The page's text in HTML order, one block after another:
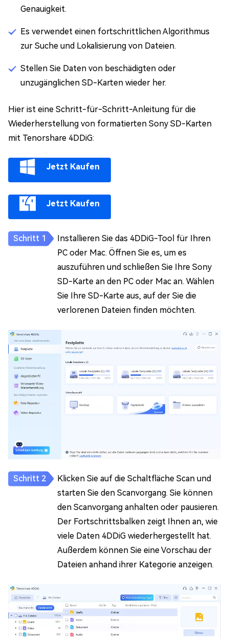
Genauigkeit.
Es verwendet einen fortschrittlichen Algorithmus
zur Suche und Lokalisierung von Dateien.
Stellen Sie Daten von beschädigten oder
unzugänglichen SD-Karten wieder her.
Hier ist eine Schritt-für-Schritt-Anleitung für die
Wiederherstellung von formatierten Sony SD-Karten
mit Tenorshare 4DDiG:
Jetzt Kaufen
Jetzt Kaufen
Installieren Sie das 4DDiG-Tool für Ihren
PC oder Mac. Öffnen Sie es, um es
auszuführen und schließen Sie Ihre Sony
SD-Karte an den PC oder Mac an. Wählen
Sie Ihre SD-Karte aus, auf der Sie die
verlorenen Dateien finden möchten.
Klicken Sie auf die Schaltfläche Scan und
starten Sie den Scanvorgang. Sie können
den Scanvorgang anhalten oder pausieren.
Der Fortschrittsbalken zeigt Ihnen an, wie
viele Daten 4DDiG wiederhergestellt hat.
Außerdem können Sie eine Vorschau der
Dateien anhand ihrer Kategorie anzeigen.